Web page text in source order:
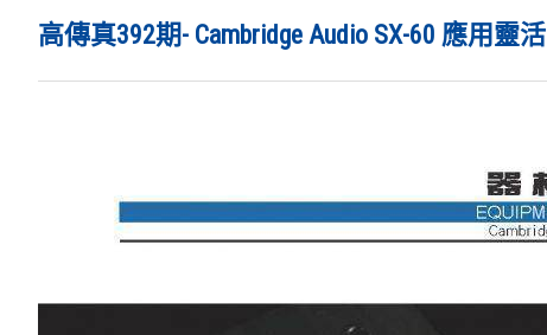
高傳真392期- Cambridge Audio SX-60 應用